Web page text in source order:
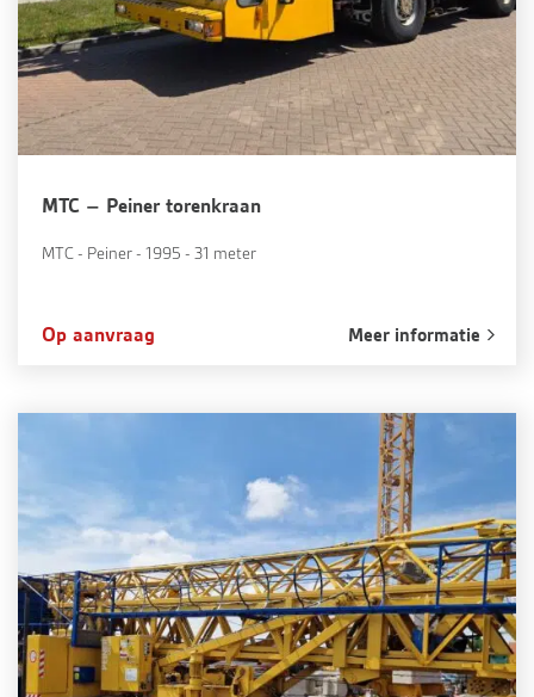
MTC – Peiner torenkraan
MTC - Peiner - 1995 - 31 meter
Op aanvraag Meer informatie